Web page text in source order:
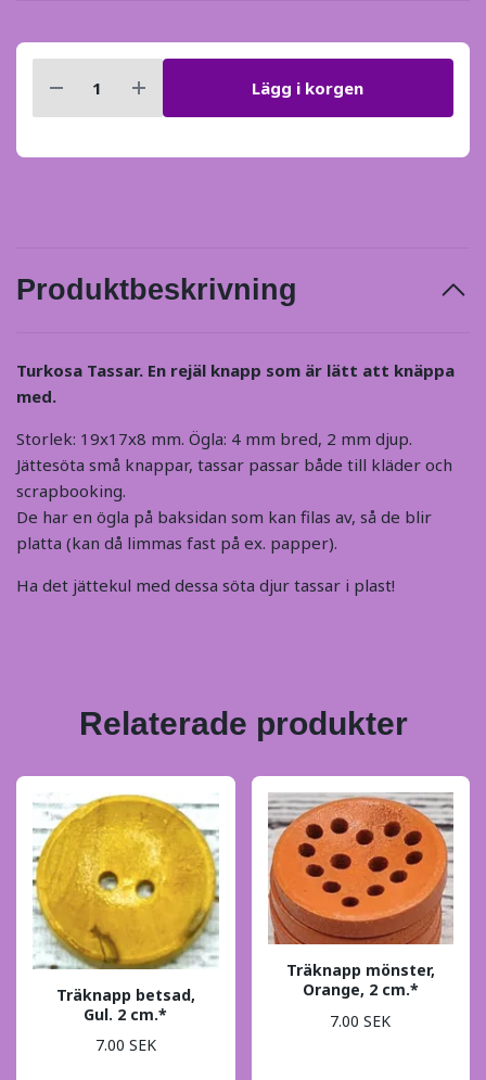
Lägg i korgen
Produktbeskrivning
Turkosa Tassar. En rejäl knapp som är lätt att knäppa
med.
Storlek: 19x17x8 mm. Ögla: 4 mm bred, 2 mm djup.
Jättesöta små knappar, tassar passar både till kläder och
scrapbooking.
De har en ögla på baksidan som kan filas av, så de blir
platta (kan då limmas fast på ex. papper).
Ha det jättekul med dessa söta djur tassar i plast!
Relaterade produkter
Träknapp betsad,
Gul. 2 cm.*
7.00 SEK
Träknapp mönster,
Orange, 2 cm.*
7.00 SEK